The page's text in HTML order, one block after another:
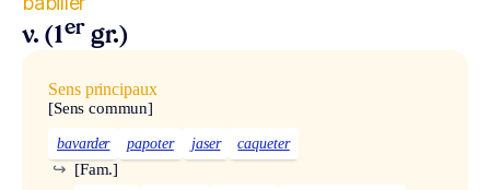
v. (1er gr.)
Sens principaux
[Sens commun]
bavarder papoter jaser caqueter
[Fam.]
↪